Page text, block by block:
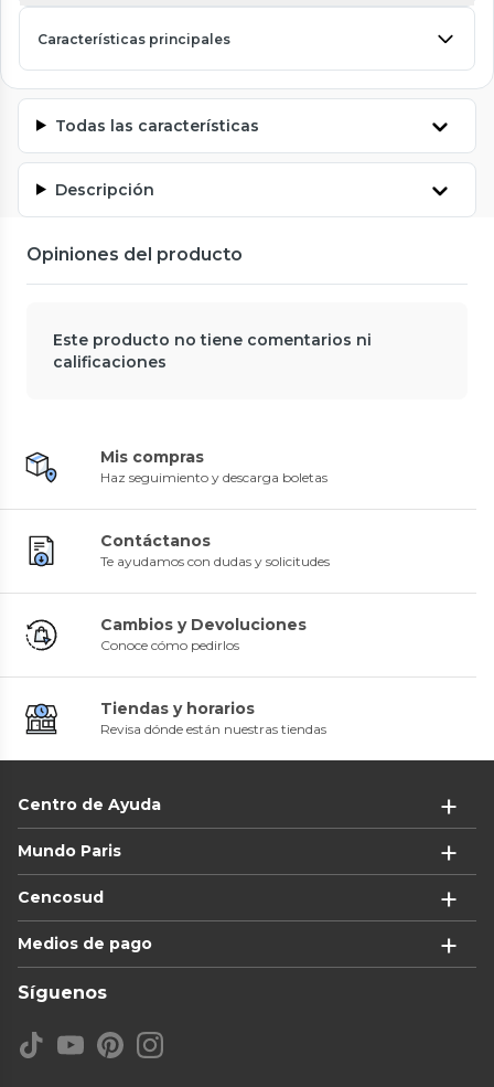
Características principales
Todas las características
Descripción
Opiniones del producto
Este producto no tiene comentarios ni
calificaciones
Mis compras
Haz seguimiento y descarga boletas
Contáctanos
Te ayudamos con dudas y solicitudes
Cambios y Devoluciones
Conoce cómo pedirlos
Tiendas y horarios
Revisa dónde están nuestras tiendas
Centro de Ayuda
Mundo Paris
Cencosud
Medios de pago
Síguenos